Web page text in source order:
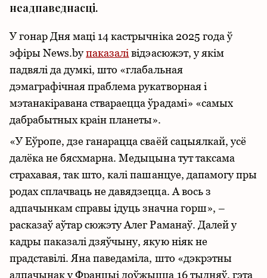
неадпаведнасці.
У гонар Дня маці 14 кастрычніка 2025 года ў
эфіры News.byпаказалі відэасюжэт, у якім
падвялі да думкі, што «глабальная
дэмаграфічная праблема рукатворная і
мэтанакіравана ствараецца ўрадамі» «самых
дабрабытных краін планеты».
«У Еўропе, дзе ганарацца сваёй сацыялкай, усё
далёка не бясхмарна. Медыцына тут таксама
страхавая, так што, калі пашанцуе, дапамогу пры
родах сплачваць не давядзецца. А вось з
адпачынкам справы ідуць значна горш», –
расказаў аўтар сюжэту Алег Раманаў. Далей у
кадры паказалі дзяўчыну, якую ніяк не
прадставілі. Яна паведаміла, што «дэкрэтны
адпачынак у Францыі доўжыцца 16 тыдняў, гэта